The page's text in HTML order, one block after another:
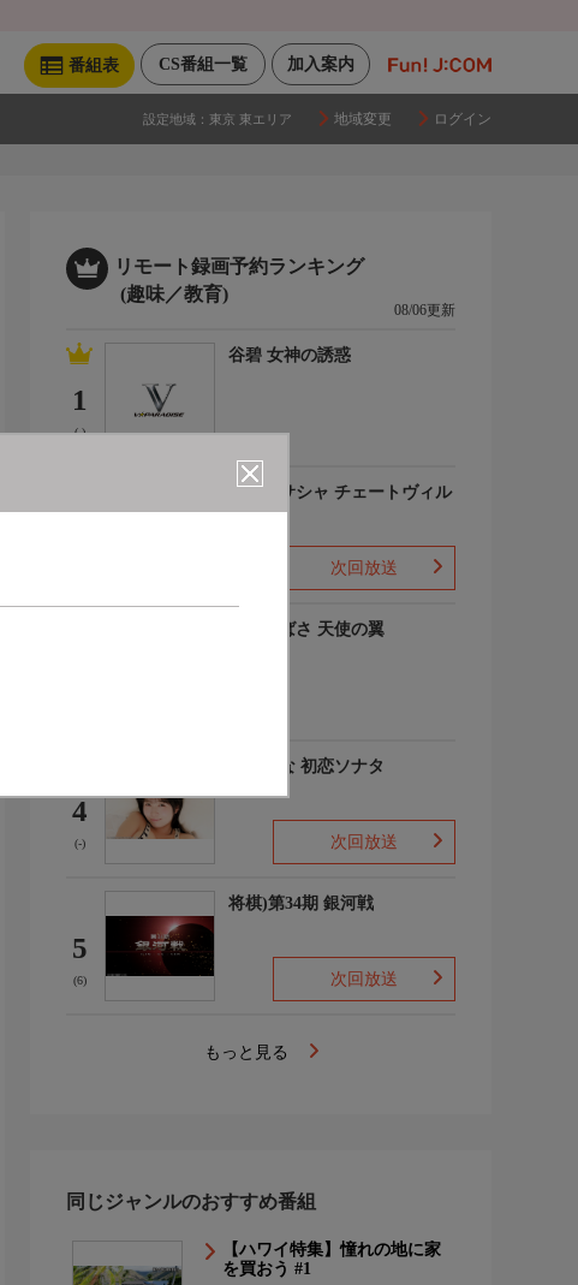
加入案内
CS番組一覧
番組表
設定地域： 東京 東エリア 地域変更 ログイン
リモート録画予約ランキング
(趣味／教育)
08/06更新
1
(-)
谷碧 女神の誘惑
百合川サシャ チェートヴィル
次回放送
羽川つばさ 天使の翼
4
(-)
秋田そな 初恋ソナタ
次回放送
5
(6)
将棋)第34期 銀河戦
次回放送
もっと見る
同じジャンルのおすすめ番組
【ハワイ特集】憧れの地に家
を買おう #1